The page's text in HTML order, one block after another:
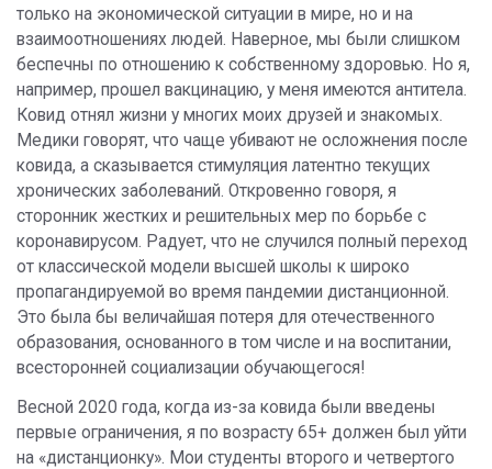
только на экономической ситуации в мире, но и на
взаимоотношениях людей. Наверное, мы были слишком
беспечны по отношению к собственному здоровью. Но я,
например, прошел вакцинацию, у меня имеются антитела.
Ковид отнял жизни у многих моих друзей и знакомых.
Медики говорят, что чаще убивают не осложнения после
ковида, а сказывается стимуляция латентно текущих
хронических заболеваний. Откровенно говоря, я
сторонник жестких и решительных мер по борьбе с
коронавирусом. Радует, что не случился полный переход
от классической модели высшей школы к широко
пропагандируемой во время пандемии дистанционной.
Это была бы величайшая потеря для отечественного
образования, основанного в том числе и на воспитании,
всесторонней социализации обучающегося!
Весной 2020 года, когда из-за ковида были введены
первые ограничения, я по возрасту 65+ должен был уйти
на «дистанционку». Мои студенты второго и четвертого